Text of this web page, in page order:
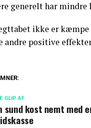
generelt har mindre
ikke er kæmpe
andre positive
GLIP AF
sund kost nemt med